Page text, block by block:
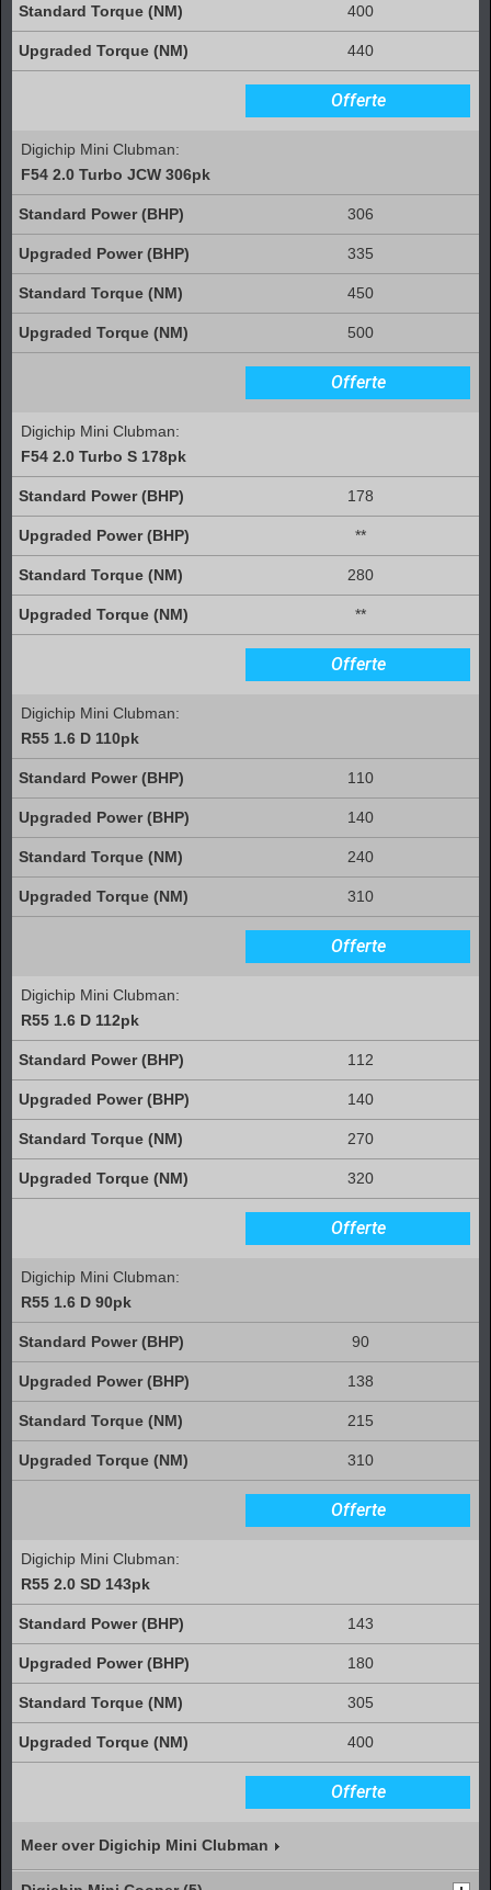
400
440
Offerte
Digichip Mini Clubman:
F54 2.0 Turbo JCW 306pk
306
335
450
500
Offerte
Digichip Mini Clubman:
F54 2.0 Turbo S 178pk
178
**
280
**
Offerte
Digichip Mini Clubman:
R55 1.6 D 110pk
110
140
240
310
Offerte
Digichip Mini Clubman:
R55 1.6 D 112pk
112
140
270
320
Offerte
Digichip Mini Clubman:
R55 1.6 D 90pk
90
138
215
310
Offerte
Digichip Mini Clubman:
R55 2.0 SD 143pk
143
180
305
400
Offerte
Meer over Digichip Mini Clubman